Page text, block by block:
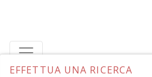
EFFETTUA UNA RICERCA